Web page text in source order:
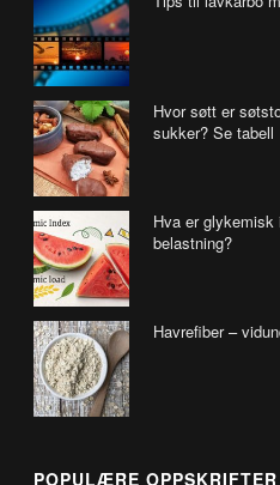
Hvor søtt er
sukker? Se tabell
Hva er
belastning?
Havrefiber –
POPULÆRE OPPSKRIFTER